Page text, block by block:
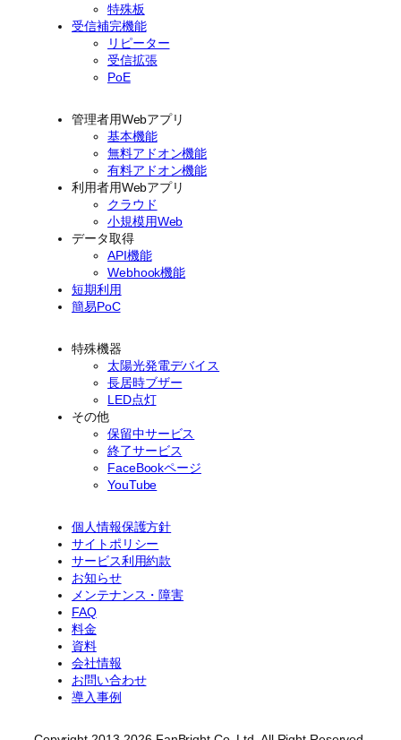
特殊板
受信補完機能
リピーター
受信拡張
PoE
管理者用Webアプリ
基本機能
無料アドオン機能
有料アドオン機能
利用者用Webアプリ
クラウド
小規模用Web
データ取得
API機能
Webhook機能
短期利用
簡易PoC
特殊機器
太陽光発電デバイス
長居時ブザー
LED点灯
その他
保留中サービス
終了サービス
FaceBookページ
YouTube
個人情報保護方針
サイトポリシー
サービス利用約款
お知らせ
メンテナンス・障害
FAQ
料金
資料
会社情報
お問い合わせ
導入事例